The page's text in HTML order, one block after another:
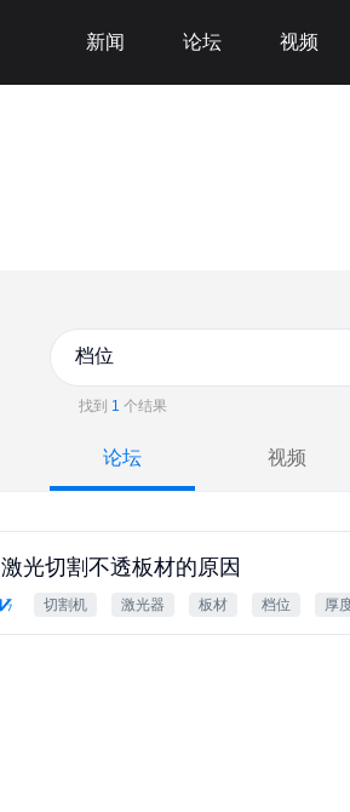
新闻 论坛 视频
找到 1 个结果
论坛 视频
激光切割不透板材的原因
切割机 激光器 板材 档位 厚